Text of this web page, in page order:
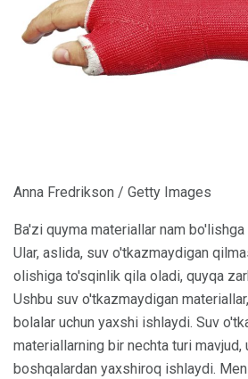
Anna Fredrikson / Getty Images
Ba'zi quyma materiallar nam
Ular, aslida, suv o'tkazmaydigan
olishiga to'sqinlik qila oladi, quyqa
Ushbu suv o'tkazmaydigan
bolalar uchun yaxshi ishlaydi. Suv
materiallarning bir nechta turi mavjud,
boshqalardan yaxshiroq ishlaydi.